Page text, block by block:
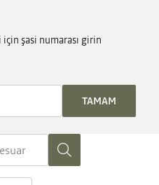
şasi numarası girin
TAMAM